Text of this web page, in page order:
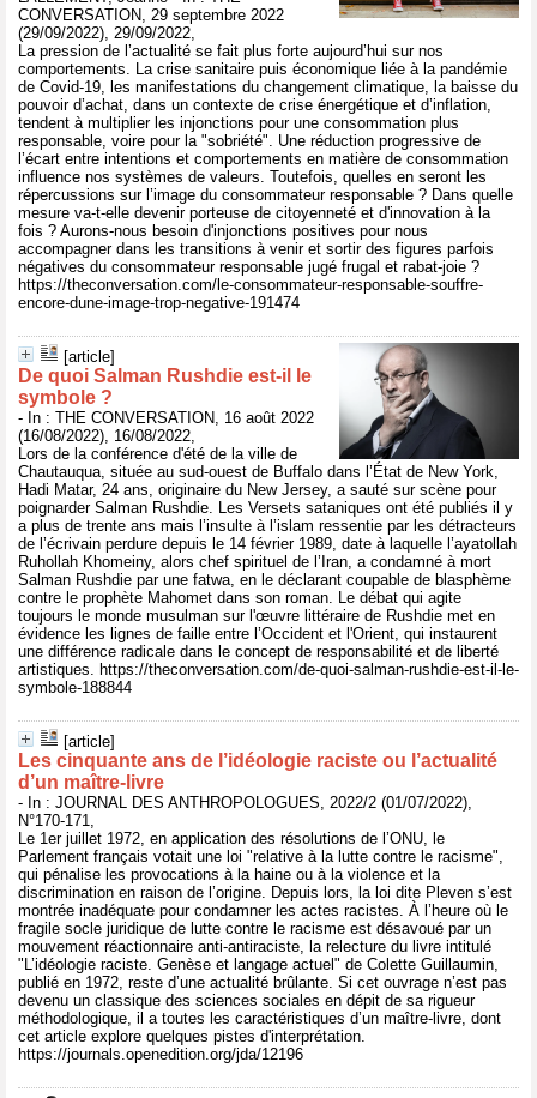
CONVERSATION, 29 septembre 2022
(29/09/2022), 29/09/2022,
La pression de l’actualité se fait plus forte aujourd’hui sur nos
comportements. La crise sanitaire puis économique liée à la pandémie
de Covid-19, les manifestations du changement climatique, la baisse du
pouvoir d’achat, dans un contexte de crise énergétique et d’inflation,
tendent à multiplier les injonctions pour une consommation plus
responsable, voire pour la "sobriété". Une réduction progressive de
l’écart entre intentions et comportements en matière de consommation
influence nos systèmes de valeurs. Toutefois, quelles en seront les
répercussions sur l’image du consommateur responsable ? Dans quelle
mesure va-t-elle devenir porteuse de citoyenneté et d'innovation à la
fois ? Aurons-nous besoin d'injonctions positives pour nous
accompagner dans les transitions à venir et sortir des figures parfois
négatives du consommateur responsable jugé frugal et rabat-joie ?
https://theconversation.com/le-consommateur-responsable-souffre-
encore-dune-image-trop-negative-191474
[article]
De quoi Salman Rushdie est-il le
symbole ?
- In : THE CONVERSATION, 16 août 2022
(16/08/2022), 16/08/2022,
Lors de la conférence d'été de la ville de
Chautauqua, située au sud-ouest de Buffalo dans l’État de New York,
Hadi Matar, 24 ans, originaire du New Jersey, a sauté sur scène pour
poignarder Salman Rushdie. Les Versets sataniques ont été publiés il y
a plus de trente ans mais l’insulte à l’islam ressentie par les détracteurs
de l’écrivain perdure depuis le 14 février 1989, date à laquelle l’ayatollah
Ruhollah Khomeiny, alors chef spirituel de l’Iran, a condamné à mort
Salman Rushdie par une fatwa, en le déclarant coupable de blasphème
contre le prophète Mahomet dans son roman. Le débat qui agite
toujours le monde musulman sur l'œuvre littéraire de Rushdie met en
évidence les lignes de faille entre l’Occident et l'Orient, qui instaurent
une différence radicale dans le concept de responsabilité et de liberté
artistiques. https://theconversation.com/de-quoi-salman-rushdie-est-il-le-
symbole-188844
[article]
Les cinquante ans de l’idéologie raciste ou l’actualité
d’un maître‑livre
- In : JOURNAL DES ANTHROPOLOGUES, 2022/2 (01/07/2022),
N°170-171,
Le 1er juillet 1972, en application des résolutions de l’ONU, le
Parlement français votait une loi "relative à la lutte contre le racisme",
qui pénalise les provocations à la haine ou à la violence et la
discrimination en raison de l’origine. Depuis lors, la loi dite Pleven s’est
montrée inadéquate pour condamner les actes racistes. À l’heure où le
fragile socle juridique de lutte contre le racisme est désavoué par un
mouvement réactionnaire anti-antiraciste, la relecture du livre intitulé
"L’idéologie raciste. Genèse et langage actuel" de Colette Guillaumin,
publié en 1972, reste d’une actualité brûlante. Si cet ouvrage n’est pas
devenu un classique des sciences sociales en dépit de sa rigueur
méthodologique, il a toutes les caractéristiques d’un maître-livre, dont
cet article explore quelques pistes d'interprétation.
https://journals.openedition.org/jda/12196